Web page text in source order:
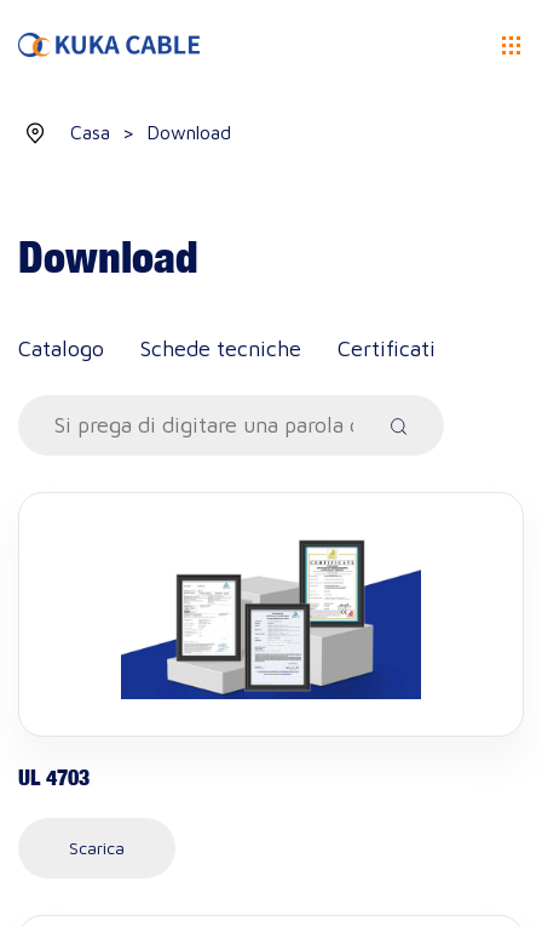
Casa > Download
Download
Catalogo Schede tecniche Certificati
UL 4703
Scarica